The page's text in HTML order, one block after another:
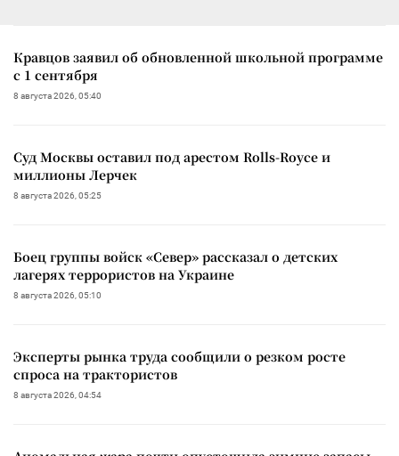
Кравцов заявил об обновленной школьной программе
с 1 сентября
8 августа 2026, 05:40
Суд Москвы оставил под арестом Rolls-Royce и
миллионы Лерчек
8 августа 2026, 05:25
Боец группы войск «Север» рассказал о детских
лагерях террористов на Украине
8 августа 2026, 05:10
Эксперты рынка труда сообщили о резком росте
спроса на трактористов
8 августа 2026, 04:54